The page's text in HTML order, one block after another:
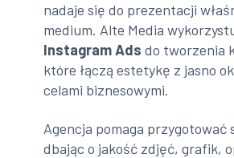
nadaje się do prezentacji
medium. Alte Media
Instagram Ads do tworzenia
które łączą estetykę z jasno
celami biznesowymi.
Agencja pomaga przygotować
dbając o jakość zdjęć, grafik,